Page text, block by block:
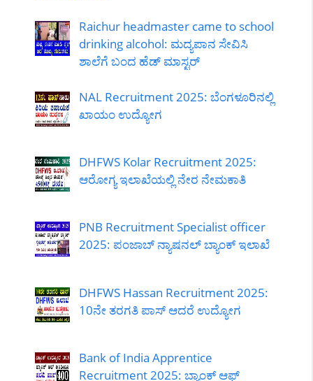
Raichur headmaster came to school
drinking alcohol: ಮದ್ಯಪಾನ ಸೇವಿಸಿ
ಶಾಲೆಗೆ ಬಂದ ಹೆಡ್ ಮಾಸ್ಟರ್
NAL Recruitment 2025: ಬೆಂಗಳೂರಿನಲ್ಲಿ
ಖಾಯಂ ಉದ್ಯೋಗ
DHFWS Kolar Recruitment 2025:
ಆರೋಗ್ಯ ಇಲಾಖೆಯಲ್ಲಿ ನೇರ ನೇಮಕಾತಿ
PNB Recruitment Specialist officer
2025: ಪಂಜಾಬ್ ನ್ಯಾಷನಲ್ ಬ್ಯಾಂಕ್ ಇಲಾಖೆ
DHFWS Hassan Recruitment 2025:
10ನೇ ತರಗತಿ ಪಾಸ್ ಆದರೆ ಉದ್ಯೋಗ
Bank of India Apprentice
Recruitment 2025: ಬ್ಯಾಂಕ್ ಆಫ್